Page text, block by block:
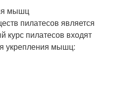
мышц
пилатесов является
пилатесов входят
укрепления мышц: